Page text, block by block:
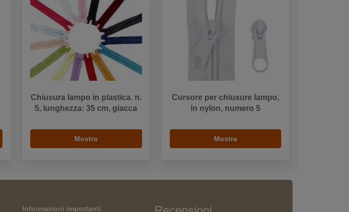
Chiusura lampo in plastica. n.
5, lunghezza: 35 cm, giacca
Mostra
Cursore per chiusure lampo,
in nylon, numero 5
Mostra
Informazioni importanti